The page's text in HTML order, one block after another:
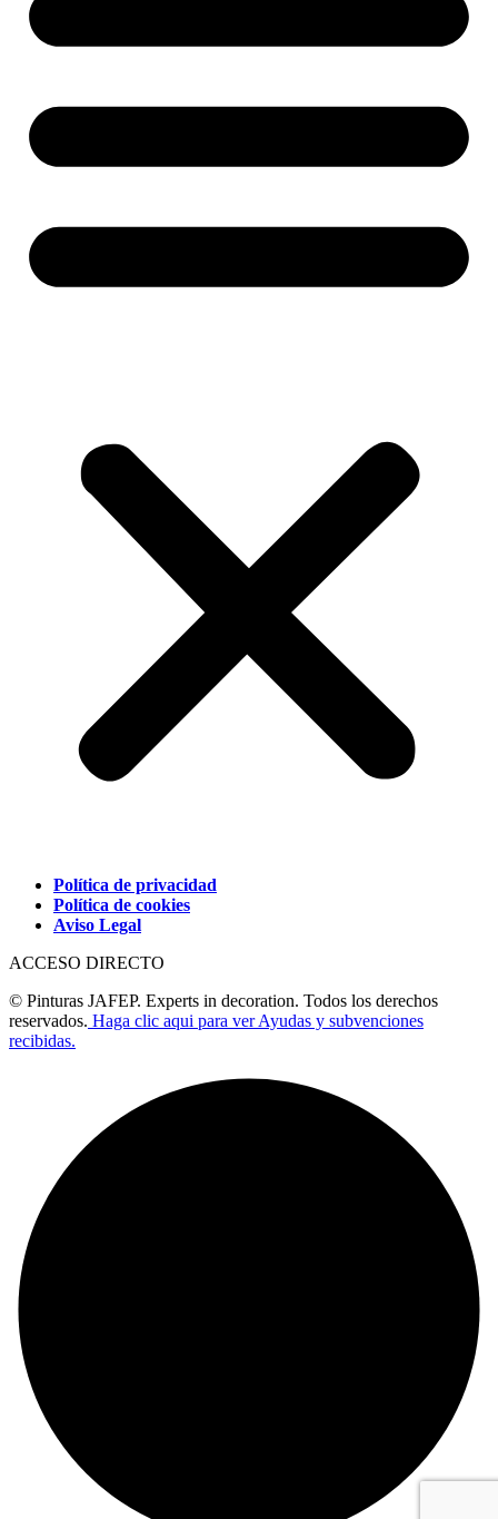
Política de privacidad
Política de cookies
Aviso Legal
ACCESO DIRECTO
© Pinturas JAFEP. Experts in decoration. Todos los derechos
reservados. Haga clic aqui para ver Ayudas y subvenciones
recibidas.